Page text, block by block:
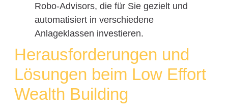
Robo-Advisors, die für Sie gezielt und
automatisiert in verschiedene
Anlageklassen investieren.
Herausforderungen und
Lösungen beim Low Effort
Wealth Building